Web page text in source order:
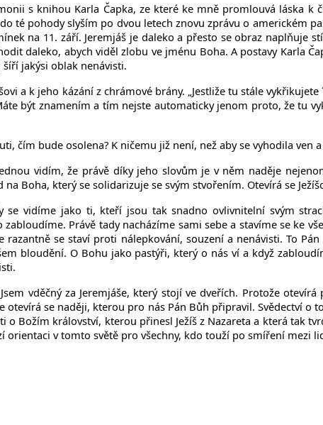
s knihou Karla Čapka, ze které ke mně promlouvá láska k
té pohody slyším po dvou letech znovu zprávu o americkém
na 11. září. Jeremjáš je daleko a přesto se obraz naplňuje
daleko, abych viděl zlobu ve jménu Boha. A postavy Karla
jakýsi oblak nenávisti.
a k jeho kázání z chrámové brány. „Jestliže tu stále
být znamením a tím nejste automaticky jenom proto, že tu
čím bude osolena? K ničemu již není, než aby se vyhodila ven
vidím, že právě díky jeho slovům je v něm naděje
Boha, který se solidarizuje se svým stvořením. Otevírá se
se vidíme jako ti, kteří jsou tak snadno ovlivnitelní svým
Právě tady nacházíme sami sebe a stavíme se ke
se staví proti nálepkování, souzení a nenávisti. To
bloudění. O Bohu jako pastýři, který o nás ví a když
vděčný za Jeremjáše, který stojí ve dveřích. Protože
otevírá se naději, kterou pro nás Pán Bůh připravil. Svědectví
Božím království, kterou přinesl Ježíš z Nazareta a která tak
orientaci v tomto světě pro všechny, kdo touží po smíření mezi